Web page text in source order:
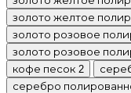
золото желтое
золото розовое
золото розовое
кофе песок 2
серебро